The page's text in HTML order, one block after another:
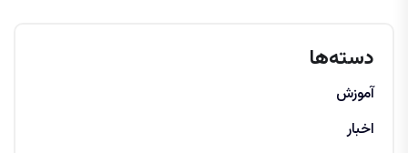
دسته‌ها
آموزش
اخبار